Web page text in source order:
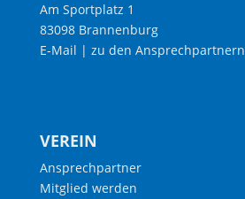
Am Sportplatz 1
83098 Brannenburg
E-Mail | zu den Ansprechpartnern
VEREIN
Ansprechpartner
Mitglied werden